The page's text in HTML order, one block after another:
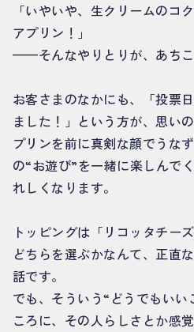
「いやいや、生クリームのコ
アプリン！」
——そんなやりとりが、あちこ
お客さまのなかにも、「投票
ました！」という方が、思い
プリンを前に真剣な顔でうな
の“お遊び”を一緒に楽しんで
れしくなります。
トッピングは「リコッタチー
どちらを選ぶかなんて、正直
話です。
でも、そういう“どうでもいい
ころに、その人らしさとか感